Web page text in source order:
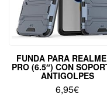
FUNDA PARA
PRO (6.5″) CON
ANTIGOLPES
6,95€